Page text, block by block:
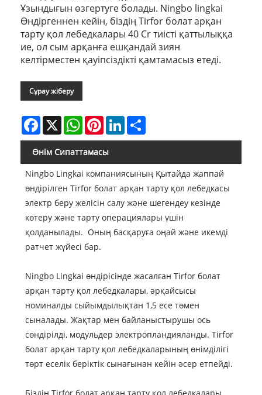
Ұзындығын өзгертуге болады. Ningbo lingkai
Өндіргеннен кейін, біздің Tirfor болат арқан
тарту қол лебедкалары 40 Cr тиісті қаттылыққа
ие, ол сым арқанға ешқандай зиян
келтірместен қауіпсіздікті қамтамасыз етеді.
Сұрау жіберу
Facebook
X WhatsAppPinterestLinkedIn
Өнім Сипаттамасы
Ningbo Lingkai компаниясының Қытайда жаппай
өндірілген Tirfor болат арқан тарту қол лебедкасы
электр беру желісін салу және шегендеу кезінде
көтеру және тарту операциялары үшін
қолданылады. Оның басқаруға оңай және икемді
ратчет жүйесі бар.
Ningbo Lingkai өндірісінде жасалған Tirfor болат
арқан тарту қол лебедкалары, әрқайсысы
номиналды сыйымдылықтан 1,5 есе төмен
сыналады. Жақтар мен байланыстырушы ось
сөндірілді, модульдер электропландияланды. Tirfor
болат арқан тарту қол лебедкаларының өнімділігі
төрт еселік беріктік сынағынан кейін әсер етпейді.